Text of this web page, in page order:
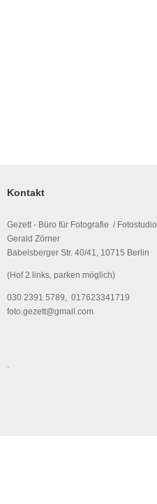
Kontakt
Gezett - Büro für Fotografie / Fotostudio
Gerald Zörner
Babelsberger Str. 40/41, 10715 Berlin
(Hof 2 links, parken möglich)
030 2391 5789, 017623341719
foto.gezett@gmail.com
.